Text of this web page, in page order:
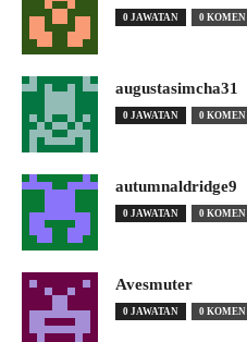
0 JAWATAN 0 KOMEN
augustasimcha31
0 JAWATAN 0 KOMEN
autumnaldridge9
0 JAWATAN 0 KOMEN
Avesmuter
0 JAWATAN 0 KOMEN